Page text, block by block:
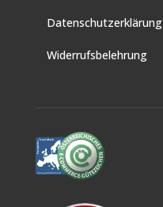
Datenschutzerklärung
Widerrufsbelehrung